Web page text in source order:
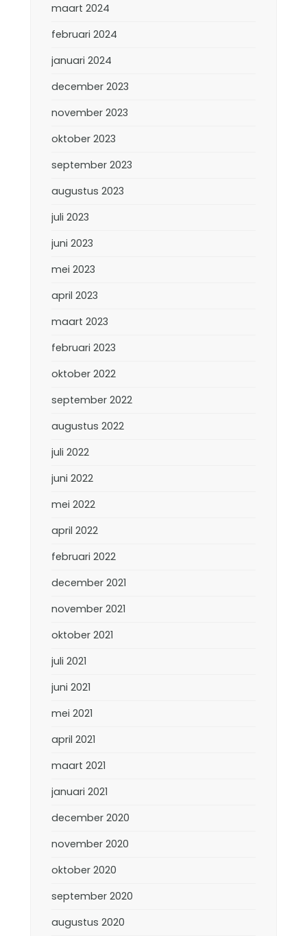
maart 2024
februari 2024
januari 2024
december 2023
november 2023
oktober 2023
september 2023
augustus 2023
juli 2023
juni 2023
mei 2023
april 2023
maart 2023
februari 2023
oktober 2022
september 2022
augustus 2022
juli 2022
juni 2022
mei 2022
april 2022
februari 2022
december 2021
november 2021
oktober 2021
juli 2021
juni 2021
mei 2021
april 2021
maart 2021
januari 2021
december 2020
november 2020
oktober 2020
september 2020
augustus 2020